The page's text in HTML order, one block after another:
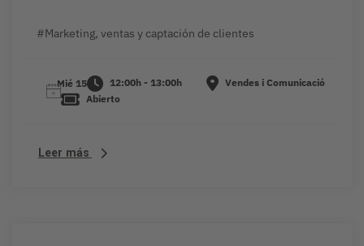
#Marketing, ventas y captación de clientes
Mié 15 12:00h - 13:00h
Vendes i Comunicació
Abierto
Leer más